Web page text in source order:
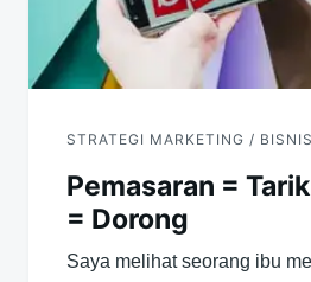
STRATEGI MARKETING / BISNIS
Pemasaran =
= Dorong
Saya melihat seorang ibu